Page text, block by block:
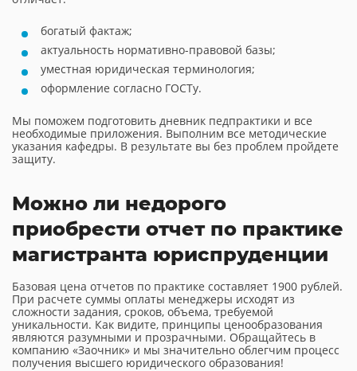
богатый фактаж;
актуальность нормативно-правовой базы;
уместная юридическая терминология;
оформление согласно ГОСТу.
Мы поможем подготовить дневник педпрактики и все
необходимые приложения. Выполним все методические
указания кафедры. В результате вы без проблем пройдете
защиту.
Можно ли недорого
приобрести отчет по практике
магистранта юриспруденции
Базовая цена отчетов по практике составляет 1900 рублей.
При расчете суммы оплаты менеджеры исходят из
сложности задания, сроков, объема, требуемой
уникальности. Как видите, принципы ценообразования
являются разумными и прозрачными. Обращайтесь в
компанию «Заочник» и мы значительно облегчим процесс
получения высшего юридического образования!